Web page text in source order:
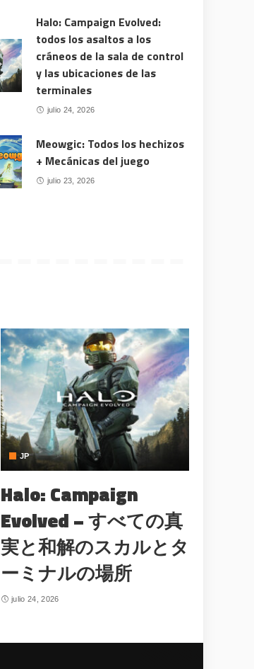
Halo: Campaign Evolved:
todos los asaltos a los
cráneos de la sala de control
y las ubicaciones de las
terminales
julio 24, 2026
Meowgic: Todos los hechizos
+ Mecánicas del juego
julio 23, 2026
JP
Halo: Campaign
Evolved – すべての真
実と和解のスカルとタ
ーミナルの場所
julio 24, 2026